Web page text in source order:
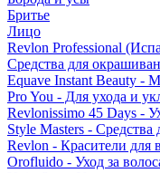
Бритье
Лицо
Revlon Professional
Средства для
Equave Instant Beauty -
Pro You - Для ухода и
Revlonissimo 45 Days -
Style Masters - Средства
Revlon - Красители для
Orofluido - Уход за